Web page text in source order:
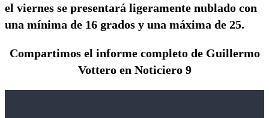
el viernes se presentará ligeramente nublado con
una mínima de 16 grados y una máxima de 25.
Compartimos el informe completo de Guillermo
Vottero en Noticiero 9